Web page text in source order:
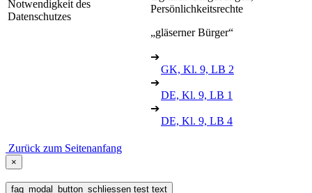
Notwendigkeit des
Datenschutzes
Persönlichkeitsrechte
„gläserner Bürger“
➔
GK, Kl. 9, LB 2
➔
DE, Kl. 9, LB 1
➔
DE, Kl. 9, LB 4
Zurück zum Seitenanfang
×
faq_modal_button_schliessen test text